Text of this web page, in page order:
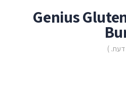
Genius
דעת. )